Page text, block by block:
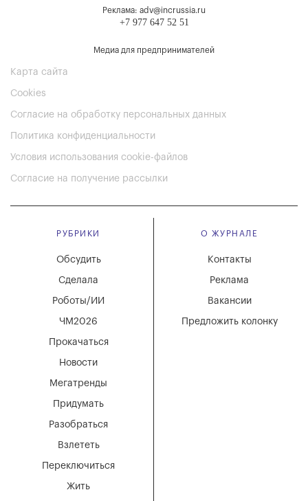
Реклама: adv@incrussia.ru
+7 977 647 52 51
Медиа для предпринимателей
Карта сайта
Cookies
Согласие на обработку персональных данных
Политика конфиденциальности
Условия использования cookie-файлов
Согласие на получение рассылки
РУБРИКИ
Мегатренды
Придумать
Разобраться
Взлететь
Новости
Переключиться
Жить
Обсудить
Сделала
Роботы/ИИ
ЧМ2026
Прокачаться
О ЖУРНАЛЕ
Вакансии
Реклама
Контакты
Предложить колонку